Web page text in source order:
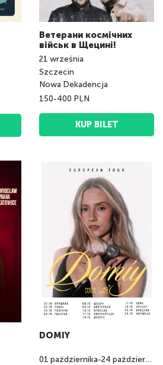
Ветерани космічних
військ в Щецині!
21 września
Szczecin
Nowa Dekadencja
150-400 PLN
KUP BILET
DOMIY
01 października-24 października